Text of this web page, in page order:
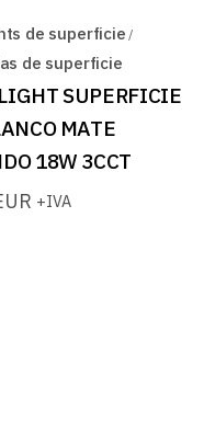
de superficie
de superficie
SUPERFICIE
MATE
18W 3CCT
+IVA